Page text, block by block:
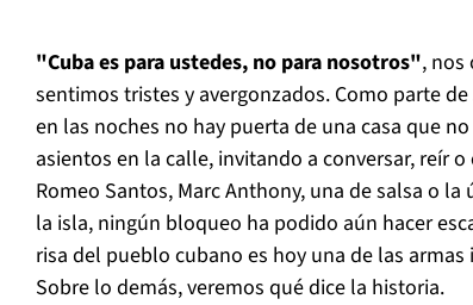
"Cuba es para ustedes, no para nosotros", nos
sentimos tristes y avergonzados. Como parte
en las noches no hay puerta de una casa que
asientos en la calle, invitando a conversar, reír
Romeo Santos, Marc Anthony, una de salsa o
la isla, ningún bloqueo ha podido aún hacer
risa del pueblo cubano es hoy una de las
Sobre lo demás, veremos qué dice la historia.